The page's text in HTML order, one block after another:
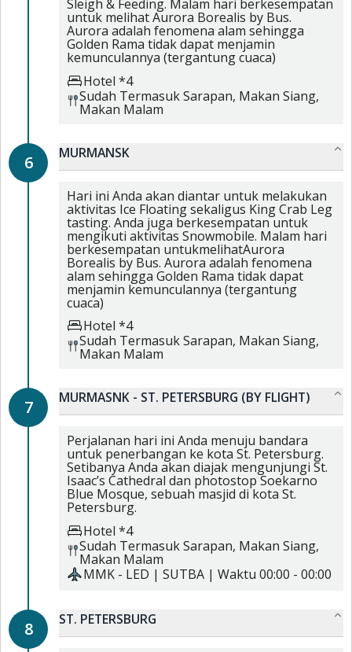
Sleigh & Feeding. Malam hari berkesempatan
untuk melihat Aurora Borealis by Bus.
Aurora adalah fenomena alam sehingga
Golden Rama tidak dapat menjamin
kemunculannya (tergantung cuaca)
Hotel *4
Sudah TermasukSarapan, Makan Siang,
Makan Malam
6 MURMANSK
Hari ini Anda akan diantar untuk melakukan
aktivitas Ice Floating sekaligus King Crab Leg
tasting. Anda juga berkesempatan untuk
mengikuti aktivitas Snowmobile. Malam hari
berkesempatan untukmelihatAurora
Borealis by Bus. Aurora adalah fenomena
alam sehingga Golden Rama tidak dapat
menjamin kemunculannya (tergantung
cuaca)
Hotel *4
Sudah TermasukSarapan, Makan Siang,
Makan Malam
7 MURMASNK - ST. PETERSBURG (BY FLIGHT)
Perjalanan hari ini Anda menuju bandara
untuk penerbangan ke kota St. Petersburg.
Setibanya Anda akan diajak mengunjungi St.
Isaac’s Cathedral dan photostop Soekarno
Blue Mosque, sebuah masjid di kota St.
Petersburg.
Hotel *4
Sudah TermasukSarapan, Makan Siang,
Makan Malam
MMK - LED | SUTBA | Waktu 00:00 - 00:00
8 ST. PETERSBURG